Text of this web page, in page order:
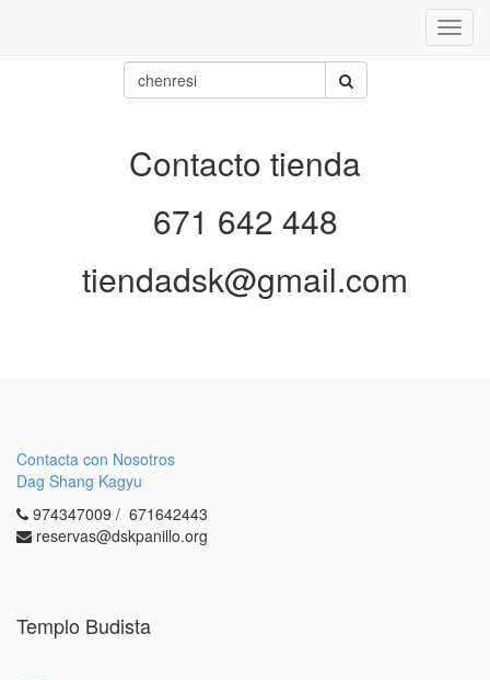
Contacto tienda
671 642 448
tiendadsk@gmail.com
Contacta con Nosotros
Dag Shang Kagyu
974347009 / 671642443
reservas@dskpanillo.org
Templo Budista